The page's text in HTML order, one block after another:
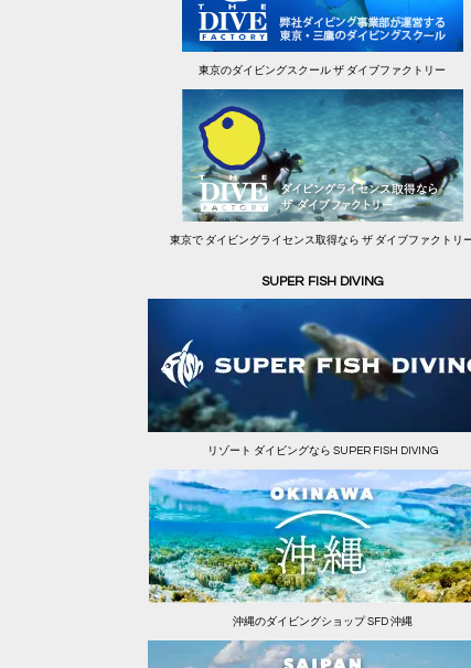
東京のダイビングスクール ザ ダイブファクトリー
東京で ダイビングライセンス取得なら ザ ダイブファクトリ
SUPER FISH DIVING
リゾート ダイビングなら SUPER FISH DIVING
沖縄のダイビングショップ SFD 沖縄